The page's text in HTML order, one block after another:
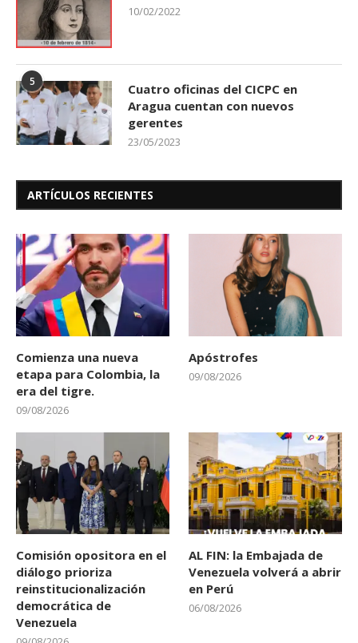
10/02/2022
5
Cuatro oficinas del CICPC en
Aragua cuentan con nuevos
gerentes
23/05/2023
ARTÍCULOS RECIENTES
Comienza una nueva
etapa para Colombia, la
era del tigre.
09/08/2026
Apóstrofes
09/08/2026
Comisión opositora en el
diálogo prioriza
reinstitucionalización
democrática de
Venezuela
AL FIN: la Embajada de
Venezuela volverá a abrir
en Perú
06/08/2026